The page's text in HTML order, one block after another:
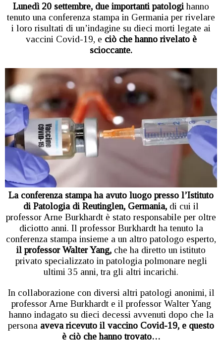
Lunedì 20 settembre, due importanti patologihanno
tenuto una conferenza stampa in Germania per rivelare
i loro risultati di un’indagine su dieci morti legate ai
vaccini Covid-19, e ciò che hanno rivelato è
scioccante.
La conferenza stampa ha avuto luogo presso l’Istituto
di Patologia di Reutinglen, Germania, di cui il
professor Arne Burkhardt è stato responsabile per oltre
diciotto anni. Il professor Burkhardt ha tenuto la
conferenza stampa insieme a un altro patologo esperto,
il professor Walter Yang, che ha diretto un istituto
privato specializzato in patologia polmonare negli
ultimi 35 anni, tra gli altri incarichi.
In collaborazione con diversi altri patologi anonimi, il
professor Arne Burkhardt e il professor Walter Yang
hanno indagato su dieci decessi avvenuti dopo che la
persona aveva ricevuto il vaccino Covid-19, e questo
è ciò che hanno trovato…